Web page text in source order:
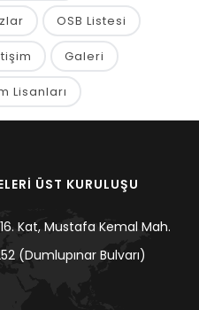
OSB Listesi
Galeri
Lisanları
ÜST KURULUŞU
Kat, Mustafa Kemal Mah.
(Dumlupınar Bulvarı)